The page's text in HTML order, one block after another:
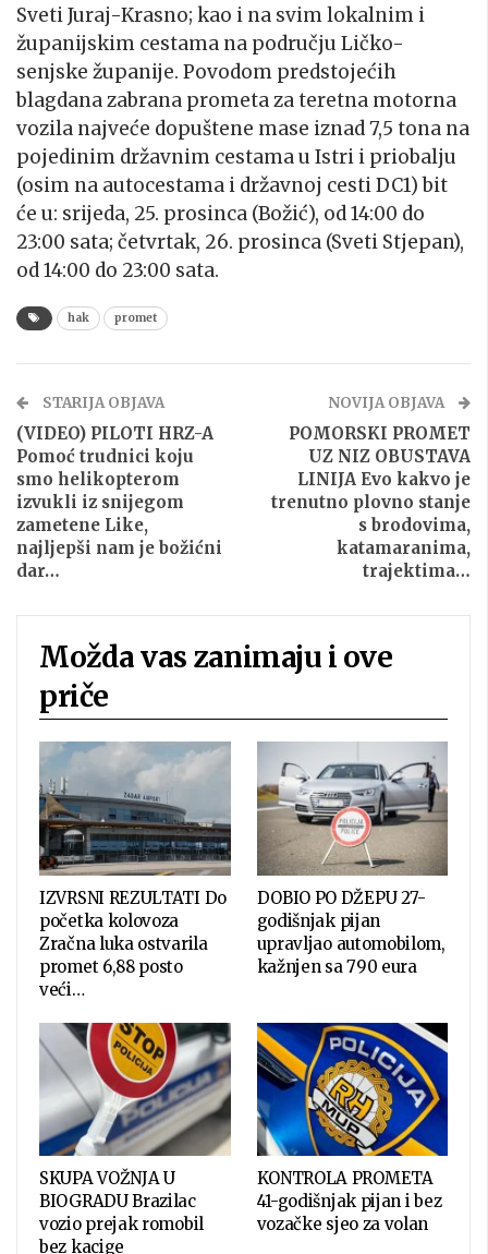
Sveti Juraj-Krasno; kao i na svim lokalnim i
županijskim cestama na području Ličko-
senjske županije. Povodom predstojećih
blagdana zabrana prometa za teretna motorna
vozila najveće dopuštene mase iznad 7,5 tona na
pojedinim državnim cestama u Istri i priobalju
(osim na autocestama i državnoj cesti DC1) bit
će u: srijeda, 25. prosinca (Božić), od 14:00 do
23:00 sata; četvrtak, 26. prosinca (Sveti Stjepan),
od 14:00 do 23:00 sata.
hak promet
STARIJA OBJAVA
(VIDEO) PILOTI HRZ-A
Pomoć trudnici koju
smo helikopterom
izvukli iz snijegom
zametene Like,
najljepši nam je božićni
dar…
NOVIJA OBJAVA
POMORSKI PROMET
UZ NIZ OBUSTAVA
LINIJA Evo kakvo je
trenutno plovno stanje
s brodovima,
katamaranima,
trajektima…
Možda vas zanimaju i ove
priče
IZVRSNI REZULTATI Do
početka kolovoza
Zračna luka ostvarila
promet 6,88 posto
veći…
DOBIO PO DŽEPU 27-
godišnjak pijan
upravljao automobilom,
kažnjen sa 790 eura
SKUPA VOŽNJA U
BIOGRADU Brazilac
vozio prejak romobil
bez kacige
KONTROLA PROMETA
41-godišnjak pijan i bez
vozačke sjeo za volan